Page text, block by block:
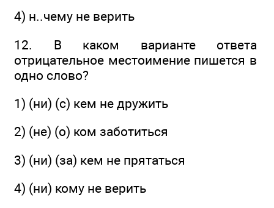
4) н..чему не верить
12. В каком варианте ответа
отрицательное местоимение пишется в
одно слово?
1) (ни) (с) кем не дружить
2) (не) (о) ком заботиться
3) (ни) (за) кем не прятаться
4) (ни) кому не верить